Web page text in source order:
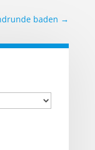
baden →